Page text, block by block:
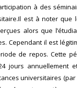
à des
est à noter que
alors que
Cependant il est
de repos. Cette
jours annuellement
universitaires